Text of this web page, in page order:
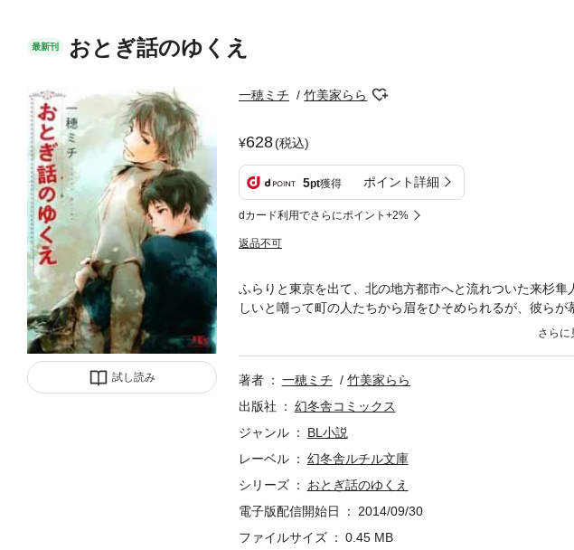
最新刊 おとぎ話のゆくえ
試し読み
一穂ミチ 竹美家らら
628(税込)
5pt獲得 ポイント詳細
dカード利用でさらにポイント+2%
返品不可
ふらりと東京を出て、北の地方都市へと流れついた来杉
しいと嘲って町の人たちから眉をひそめられるが、彼ら
しまう。あまりにまっすぐな湊に苛立ち、どこかであわ
著者 一穂ミチ
竹美家らら
出版社
幻冬舎コミックス
ジャンル
BL小説
レーベル
幻冬舎ルチル文庫
シリーズ
おとぎ話のゆくえ
電子版配信開始日
2014/09/30
ファイルサイズ
0.45 MB